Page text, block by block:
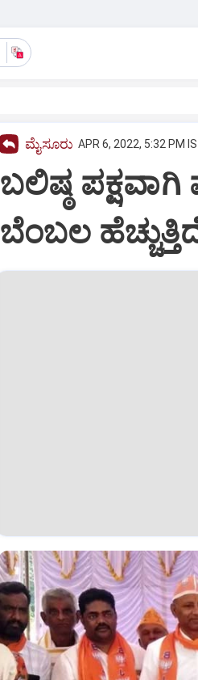
ಮೈಸೂರು APR 6, 2022, 5:32 PM
ಬಲಿಷ್ಠ ಪಕ್ಷವಾಗಿ
ಬೆಂಬಲ